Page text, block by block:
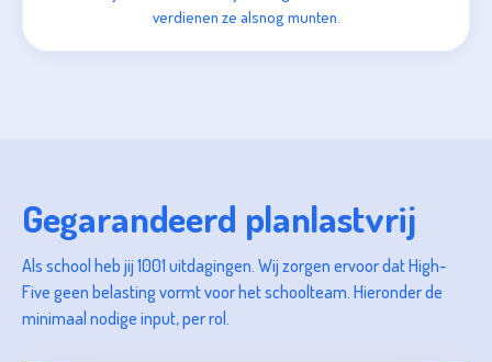
verdienen ze alsnog munten.
Gegarandeerd planlastvrij
Als school heb jij 1001 uitdagingen. Wij zorgen ervoor dat High-
Five geen belasting vormt voor het schoolteam. Hieronder de
minimaal nodige input, per rol.